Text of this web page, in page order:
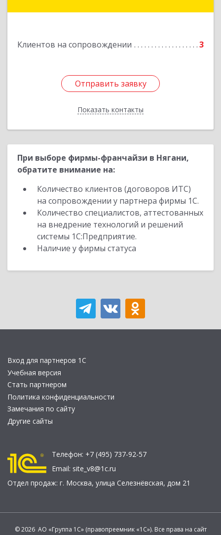
Клиентов на сопровождении 3
Отправить заявку
Показать контакты
Отправить заявку
Назад
При выборе фирмы-франчайзи в Нягани,
обратите внимание на:
Количество клиентов (договоров ИТС)
на сопровождении у партнера фирмы 1С.
Количество специалистов, аттестованных
на внедрение технологий и решений
системы 1С:Предприятие.
Наличие у фирмы статуса
Вход для партнеров 1С
Учебная версия
Стать партнером
Политика конфиденциальности
Замечания по сайту
Другие сайты
Телефон: +7 (495) 737-92-57
Email: site_v8@1c.ru
Отдел продаж: г. Москва, улица Селезнёвская, дом 21
© 2026 АО «Группа 1С» (правопреемник «1С»). Все права на сайт